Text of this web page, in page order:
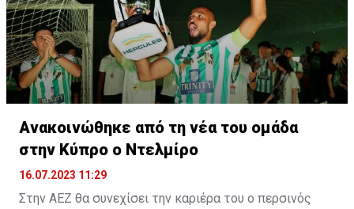
Ανακοινώθηκε από τη νέα του ομάδα
στην Κύπρο ο Ντελμίρο
16.07.2023 11:29
Στην ΑΕΖ θα συνεχίσει την καριέρα του ο περσινός